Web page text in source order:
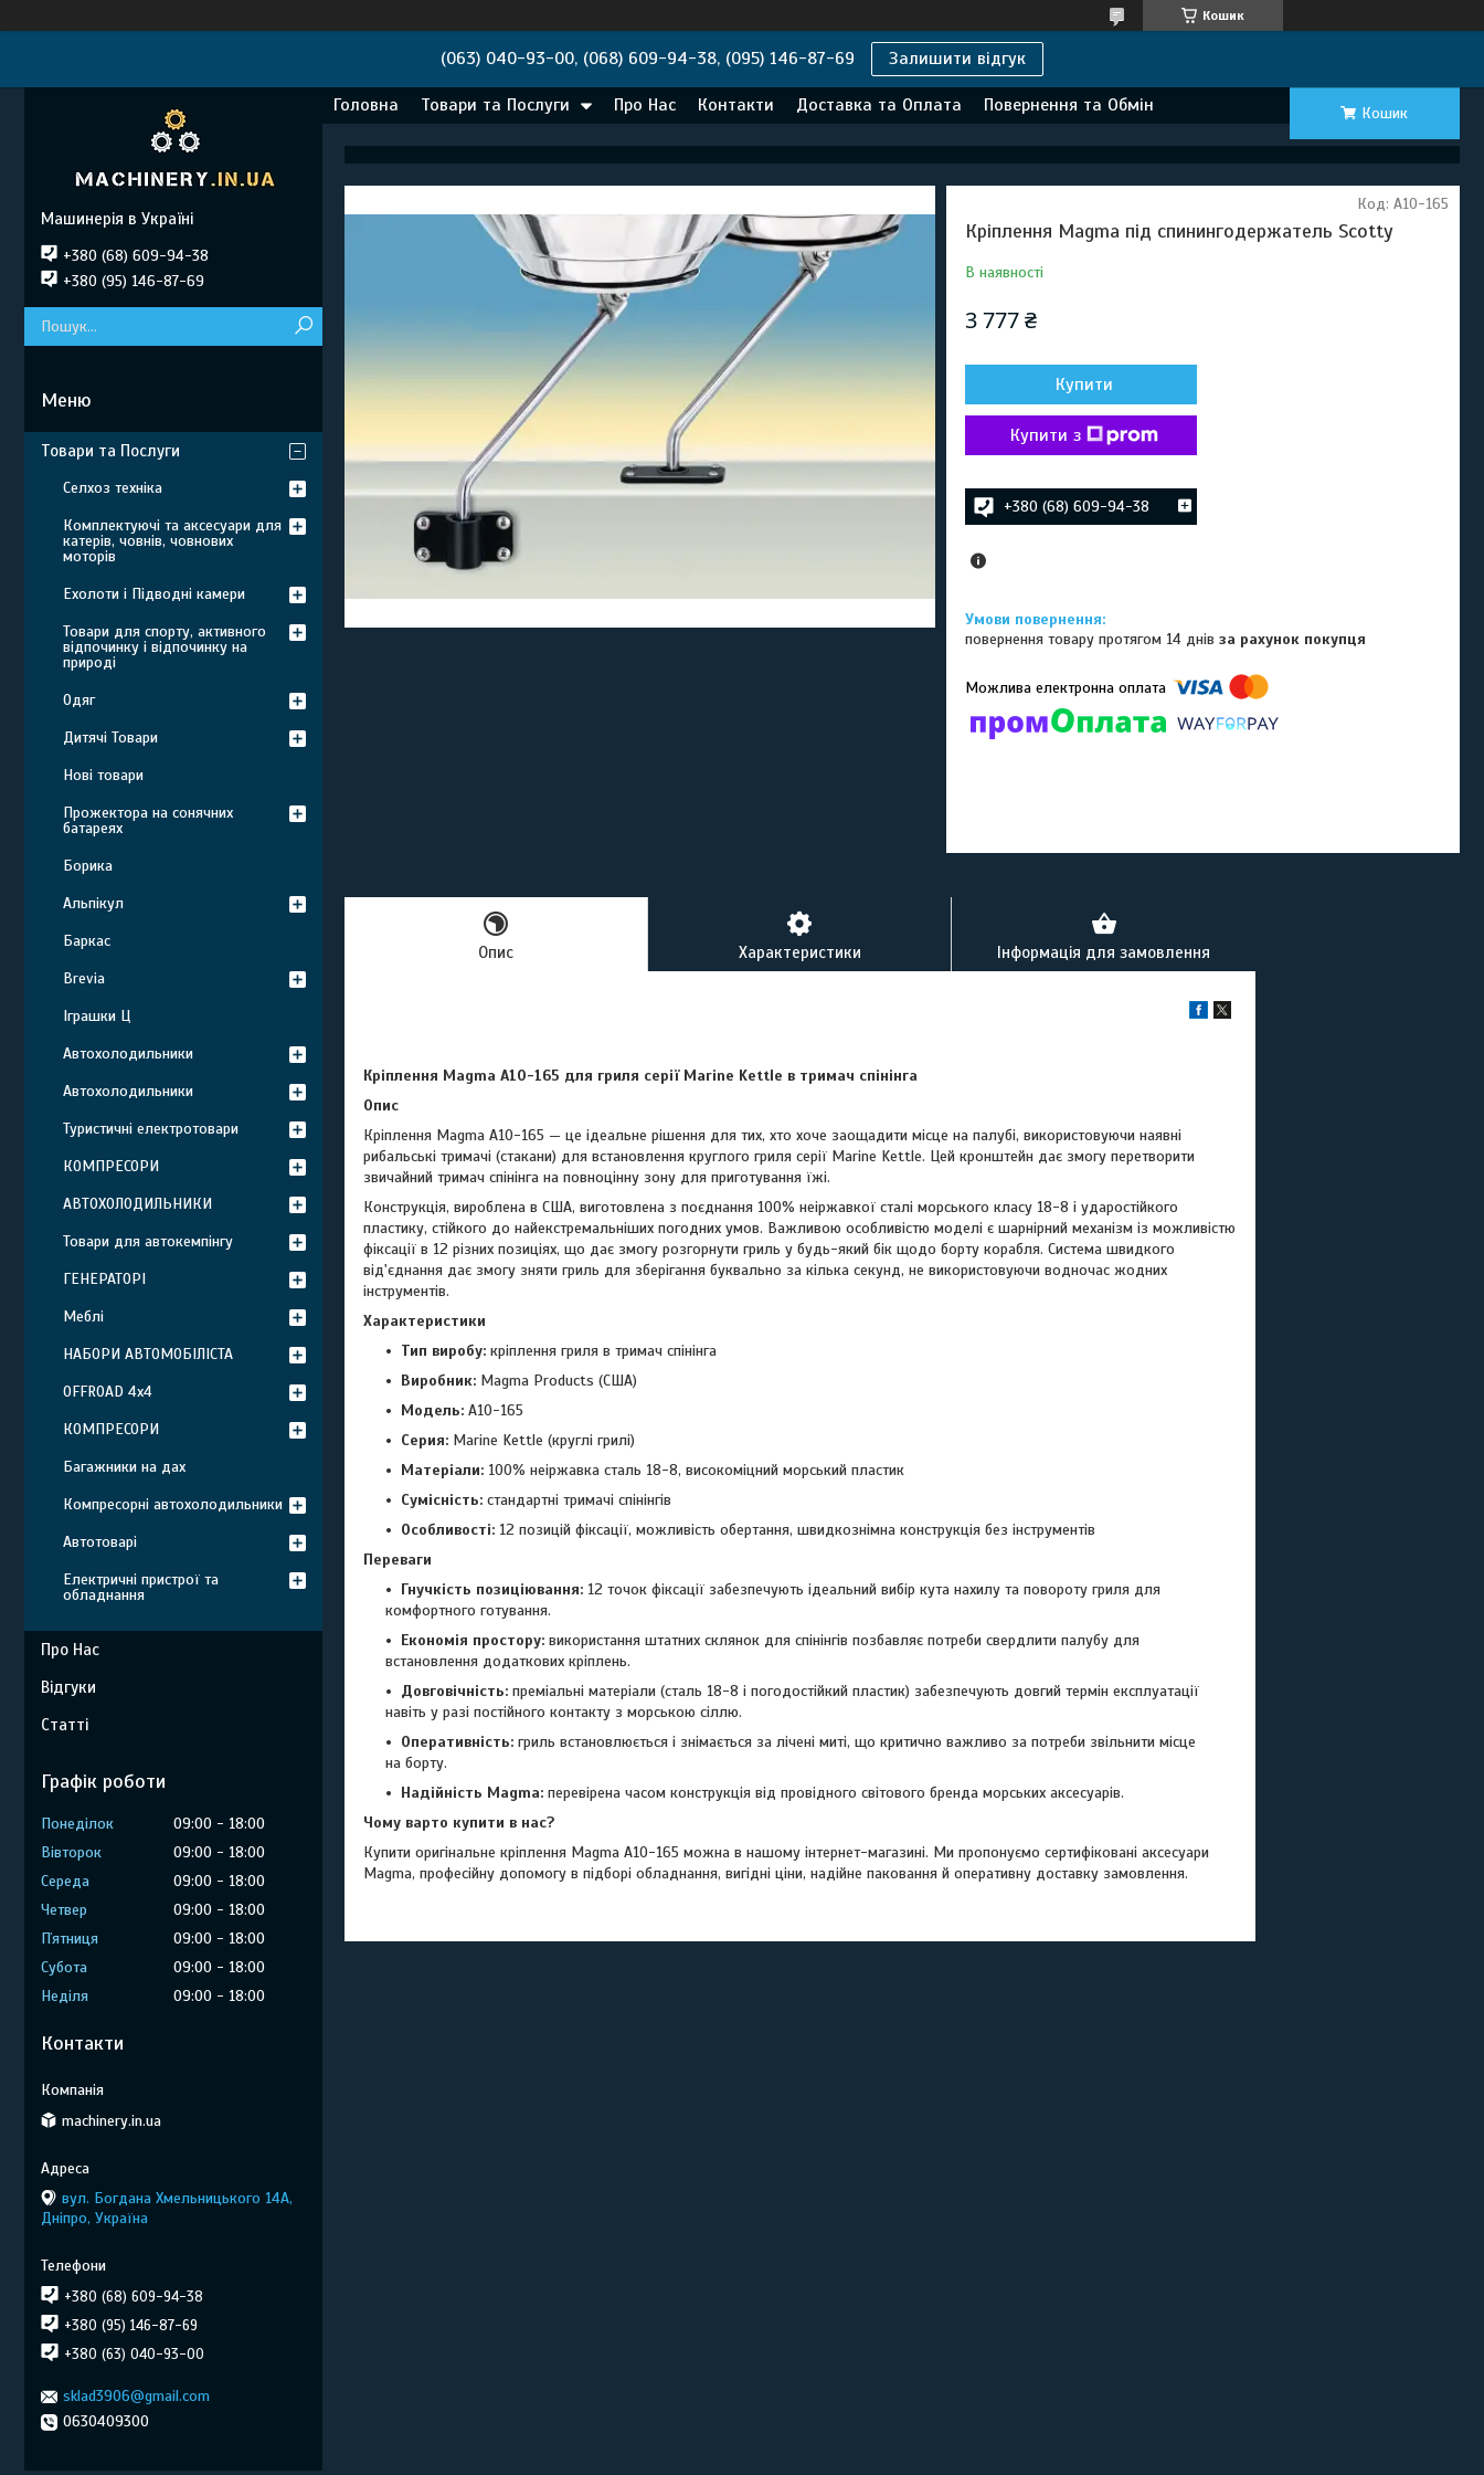
Кошик
(063) 040-93-00, (068) 609-94-38, (095) 146-87-69 Залишити відгук
Головна Товари та Послуги Про Нас Контакти Доставка та Оплата Повернення та Обмін Кошик
Кріплення Magma під спинингодержатель Scotty
В наявності
Код: A10-165
3 777 ₴
Купити
Купити з
+380 (68) 609-94-38
повернення товару протягом 14 днівза рахунок покупця
Опис Характеристики Інформація для замовлення
Кріплення Magma A10-165 для гриля серії Marine Kettle в тримач спінінга
Опис
Кріплення Magma A10-165 — це ідеальне рішення для тих, хто хоче заощадити місце на палубі, використовуючи наявні
рибальські тримачі (стакани) для встановлення круглого гриля серії Marine Kettle. Цей кронштейн дає змогу перетворити
звичайний тримач спінінга на повноцінну зону для приготування їжі.
Конструкція, вироблена в США, виготовлена з поєднання 100% неіржавкої сталі морського класу 18-8 і ударостійкого
пластику, стійкого до найекстремальніших погодних умов. Важливою особливістю моделі є шарнірний механізм із можливістю
фіксації в 12 різних позиціях, що дає змогу розгорнути гриль у будь-який бік щодо борту корабля. Система швидкого
від'єднання дає змогу зняти гриль для зберігання буквально за кілька секунд, не використовуючи водночас жодних
інструментів.
Характеристики
Тип виробу: кріплення гриля в тримач спінінга
Виробник: Magma Products (США)
Модель: A10-165
Серия: Marine Kettle (круглі грилі)
Матеріали: 100% неіржавка сталь 18-8, високоміцний морський пластик
Сумісність: стандартні тримачі спінінгів
Особливості: 12 позицій фіксації, можливість обертання, швидкознімна конструкція без інструментів
Переваги
Гнучкість позиціювання: 12 точок фіксації забезпечують ідеальний вибір кута нахилу та повороту гриля для
комфортного готування.
Економія простору: використання штатних склянок для спінінгів позбавляє потреби свердлити палубу для
встановлення додаткових кріплень.
Довговічність: преміальні матеріали (сталь 18-8 і погодостійкий пластик) забезпечують довгий термін експлуатації
навіть у разі постійного контакту з морською сіллю.
Оперативність: гриль встановлюється і знімається за лічені миті, що критично важливо за потреби звільнити місце
на борту.
Надійність Magma: перевірена часом конструкція від провідного світового бренда морських аксесуарів.
Чому варто купити в нас?
Купити оригінальне кріплення Magma A10-165 можна в нашому інтернет-магазині. Ми пропонуємо сертифіковані аксесуари
Magma, професійну допомогу в підборі обладнання, вигідні ціни, надійне паковання й оперативну доставку замовлення.
Машинерія в Україні
+380 (68) 609-94-38
+380 (95) 146-87-69
Товари та Послуги
Селхоз техніка
Комплектуючі та аксесуари для
катерів, човнів, човнових
моторів
Ехолоти і Підводні камери
Товари для спорту, активного
відпочинку і відпочинку на
природі
Одяг
Дитячі Товари
Нові товари
Прожектора на сонячних
батареях
Борика
Альпікул
Баркас
Brevia
Іграшки Ц
Автохолодильники
Автохолодильники
Туристичні електротовари
КОМПРЕСОРИ
АВТОХОЛОДИЛЬНИКИ
Товари для автокемпінгу
ГЕНЕРАТОРІ
Меблі
НАБОРИ АВТОМОБІЛІСТА
OFFROAD 4х4
КОМПРЕСОРИ
Багажники на дах
Компресорні автохолодильники
Автотоварі
Електричні пристрої та
обладнання
Про Нас
Відгуки
Статті
Графік роботи
Понеділок 09:00
18:00
Вівторок
09:00
18:00
Середа
09:00
18:00
Четвер
09:00
18:00
Пʼятниця
09:00
18:00
Субота
09:00
18:00
Неділя
09:00 18:00
Контакти
machinery.in.ua
вул. Богдана Хмельницького 14А,
Дніпро, Україна
+380 (68) 609-94-38
+380 (95) 146-87-69
+380 (63) 040-93-00
sklad3906@gmail.com
0630409300